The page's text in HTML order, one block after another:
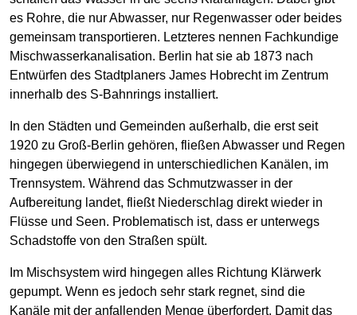
es Rohre, die nur Abwasser, nur Regenwasser oder beides
gemeinsam transportieren. Letzteres nennen Fachkundige
Mischwasserkanalisation. Berlin hat sie ab 1873 nach
Entwürfen des Stadtplaners James Hobrecht im Zentrum
innerhalb des S-Bahnrings installiert.
In den Städten und Gemeinden außerhalb, die erst seit
1920 zu Groß-Berlin gehören, fließen Abwasser und Regen
hingegen überwiegend in unterschiedlichen Kanälen, im
Trennsystem. Während das Schmutzwasser in der
Aufbereitung landet, fließt Niederschlag direkt wieder in
Flüsse und Seen. Problematisch ist, dass er unterwegs
Schadstoffe von den Straßen spült.
Im Mischsystem wird hingegen alles Richtung Klärwerk
gepumpt. Wenn es jedoch sehr stark regnet, sind die
Kanäle mit der anfallenden Menge überfordert. Damit das